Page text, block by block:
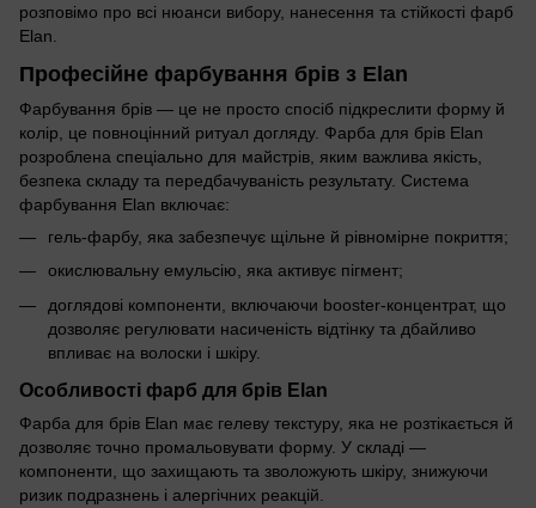
розповімо про всі нюанси вибору, нанесення та стійкості фарб
Elan.
Професійне фарбування брів з Elan
Фарбування брів — це не просто спосіб підкреслити форму й
колір, це повноцінний ритуал догляду. Фарба для брів Elan
розроблена спеціально для майстрів, яким важлива якість,
безпека складу та передбачуваність результату. Система
фарбування Elan включає:
гель-фарбу, яка забезпечує щільне й рівномірне покриття;
окислювальну емульсію, яка активує пігмент;
доглядові компоненти, включаючи booster-концентрат, що
дозволяє регулювати насиченість відтінку та дбайливо
впливає на волоски і шкіру.
Особливості фарб для брів Elan
Фарба для брів Elan має гелеву текстуру, яка не розтікається й
дозволяє точно промальовувати форму. У складі —
компоненти, що захищають та зволожують шкіру, знижуючи
ризик подразнень і алергічних реакцій.